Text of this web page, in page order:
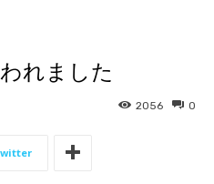
れました
0
2056